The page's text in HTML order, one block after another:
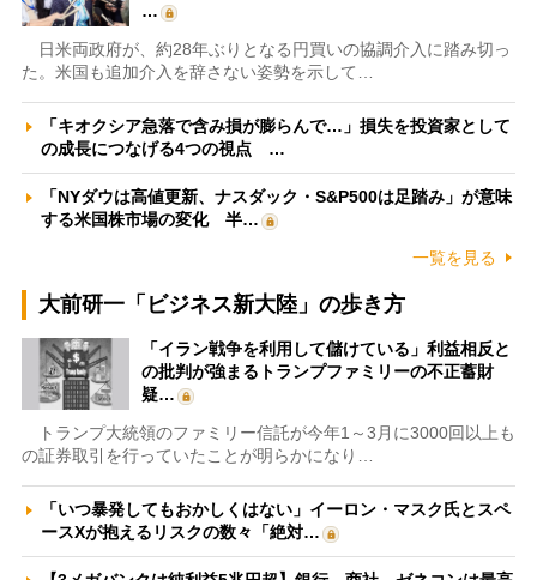
…
日米両政府が、約28年ぶりとなる円買いの協調介入に踏み切っ
た。米国も追加介入を辞さない姿勢を示して…
「キオクシア急落で含み損が膨らんで…」損失を投資家として
の成長につなげる4つの視点 …
「NYダウは高値更新、ナスダック・S&P500は足踏み」が意味
する米国株市場の変化 半…
一覧を見る
大前研一「ビジネス新大陸」の歩き方
「イラン戦争を利用して儲けている」利益相反と
の批判が強まるトランプファミリーの不正蓄財
疑…
トランプ大統領のファミリー信託が今年1～3月に3000回以上も
の証券取引を行っていたことが明らかになり…
「いつ暴発してもおかしくはない」イーロン・マスク氏とスペ
ースXが抱えるリスクの数々「絶対…